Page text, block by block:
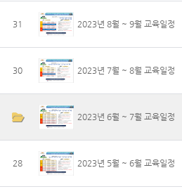
31 2023년 8월 ~ 9월 교육일정
30 2023년 7월 ~ 8월 교육일정
2023년 6월 ~ 7월 교육일정
28 2023년 5월 ~ 6월 교육일정